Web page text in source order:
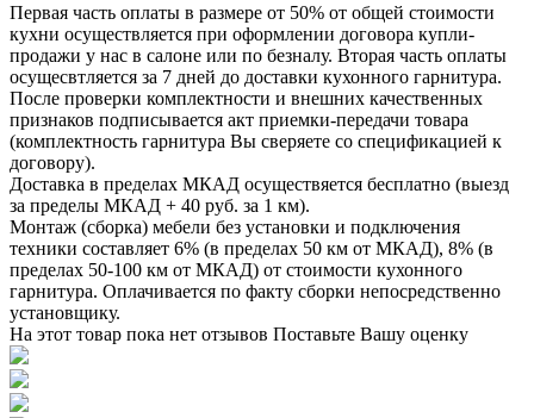
Первая часть оплаты в размере от 50% от общей стоимости
кухни осуществляется при оформлении договора купли-
продажи у нас в салоне или по безналу. Вторая часть оплаты
осущесвтляется за 7 дней до доставки кухонного гарнитура.
После проверки комплектности и внешних качественных
признаков подписывается акт приемки-передачи товара
(комплектность гарнитура Вы сверяете со спецификацией к
договору).
Доставка в пределах МКАД осуществяется бесплатно (выезд
за пределы МКАД + 40 руб. за 1 км).
Монтаж (сборка) мебели без установки и подключения
техники составляет 6% (в пределах 50 км от МКАД), 8% (в
пределах 50-100 км от МКАД) от стоимости кухонного
гарнитура. Оплачивается по факту сборки непосредственно
установщику.
На этот товар пока нет отзывов Поставьте Вашу оценку